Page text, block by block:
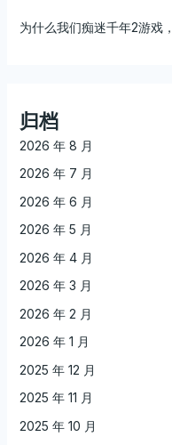
为什么我们痴迷千年2游戏
归档
2026 年 8 月
2026 年 7 月
2026 年 6 月
2026 年 5 月
2026 年 4 月
2026 年 3 月
2026 年 2 月
2026 年 1 月
2025 年 12 月
2025 年 11 月
2025 年 10 月